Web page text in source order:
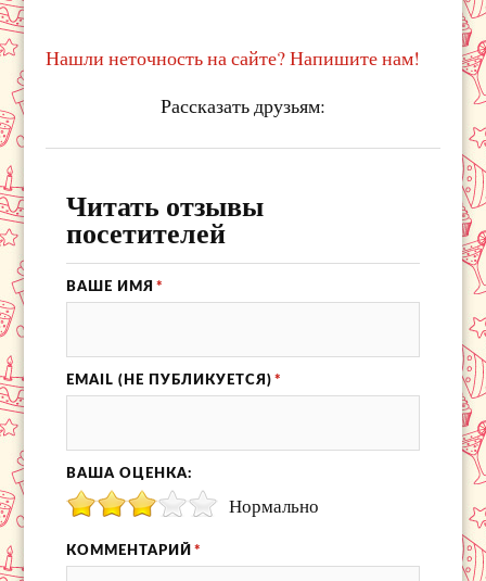
Нашли неточность на сайте? Напишите нам!
Рассказать друзьям:
Читать отзывы
посетителей
ВАШЕ ИМЯ *
EMAIL (НЕ ПУБЛИКУЕТСЯ) *
ВАША ОЦЕНКА:
Нормально
КОММЕНТАРИЙ *